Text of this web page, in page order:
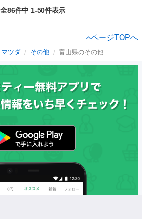
全86件中 1-50件表示
ページTOPへ
マツダ その他 富山県のその他